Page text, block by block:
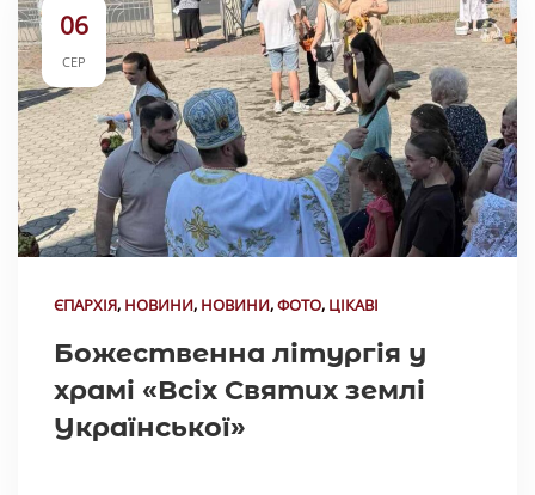
06
СЕР
ЄПАРХІЯ, НОВИНИ, НОВИНИ,ФОТО, ЦІКАВІ
Божественна літургія у
храмі «Всіх Святих землі
Української»